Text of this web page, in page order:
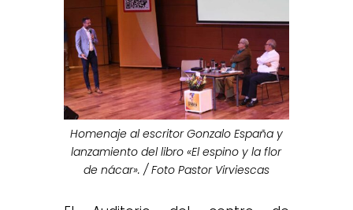
Homenaje al escritor Gonzalo España y
lanzamiento del libro «El espino y la flor
de nácar». / Foto Pastor Virviescas